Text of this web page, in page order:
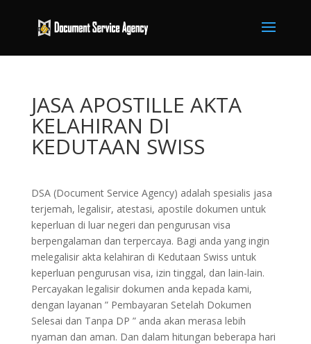
JASA APOSTILLE AKTA
KELAHIRAN DI
KEDUTAAN SWISS
DSA (Document Service Agency) adalah spesialis jasa
terjemah, legalisir, atestasi, apostile dokumen untuk
keperluan di luar negeri dan pengurusan visa
berpengalaman dan terpercaya. Bagi anda yang ingin
melegalisir akta kelahiran di Kedutaan Swiss untuk
keperluan pengurusan visa, izin tinggal, dan lain-lain.
Percayakan legalisir dokumen anda kepada kami,
dengan layanan ” Pembayaran Setelah Dokumen
Selesai dan Tanpa DP ” anda akan merasa lebih
nyaman dan aman. Dan dalam hitungan beberapa hari